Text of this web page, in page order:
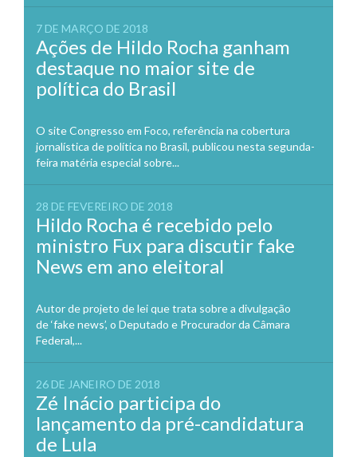
7 DE MARÇO DE 2018
Ações de Hildo Rocha ganham
destaque no maior site de
política do Brasil
O site Congresso em Foco, referência na cobertura
jornalística de política no Brasil, publicou nesta segunda-
feira matéria especial sobre...
28 DE FEVEREIRO DE 2018
Hildo Rocha é recebido pelo
ministro Fux para discutir fake
News em ano eleitoral
Autor de projeto de lei que trata sobre a divulgação
de ‘fake news’, o Deputado e Procurador da Câmara
Federal,...
26 DE JANEIRO DE 2018
Zé Inácio participa do
lançamento da pré-candidatura
de Lula